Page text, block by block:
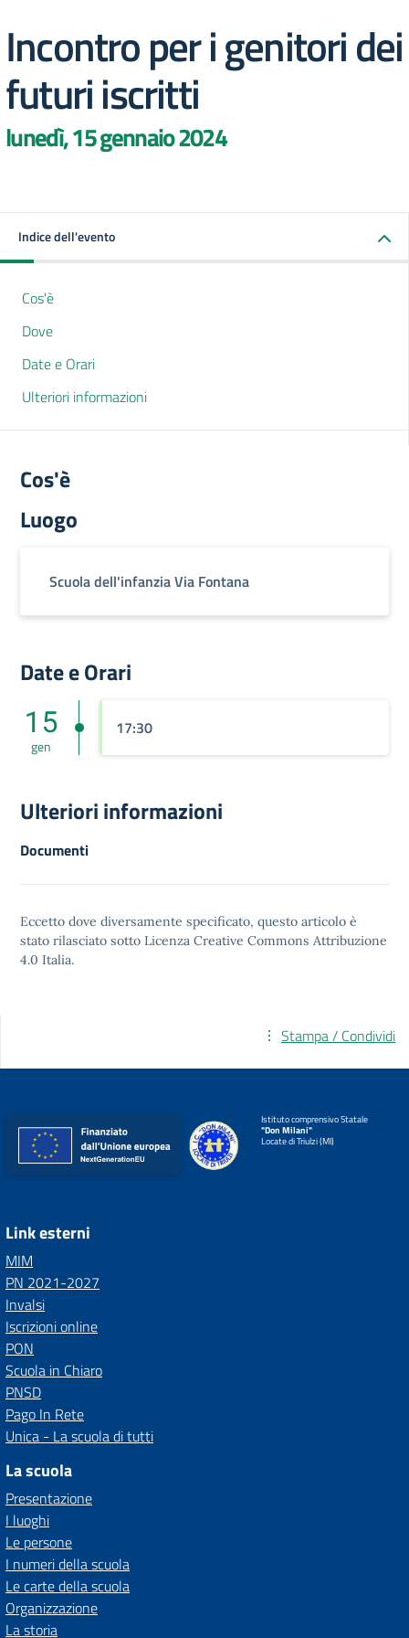
Incontro per i genitori dei
futuri iscritti
lunedì, 15 gennaio 2024
Indice dell'evento
Cos'è
Dove
Date e Orari
Ulteriori informazioni
Cos'è
Luogo
Scuola dell'infanzia Via Fontana
Date e Orari
15
gen
17:30
Ulteriori informazioni
Documenti
Eccetto dove diversamente specificato, questo articolo è
stato rilasciato sotto Licenza Creative Commons Attribuzione
4.0 Italia.
Stampa / Condividi
Istituto comprensivo Statale
"Don Milani"
Locate di Triulzi (MI)
Link esterni
MIM
PN 2021-2027
Invalsi
Iscrizioni online
PON
Scuola in Chiaro
PNSD
Pago In Rete
Unica - La scuola di tutti
La scuola
Presentazione
I luoghi
Le persone
I numeri della scuola
Le carte della scuola
Organizzazione
La storia